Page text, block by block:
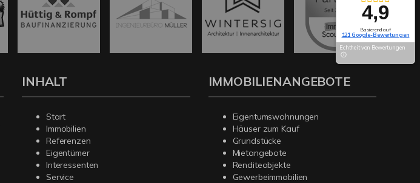
4,9
Basierend auf
121 Google-Bewertungen
Echtheit von Bewertungen
INHALT
Start
Immobilien
Referenzen
Eigentümer
Interessenten
Service
IMMOBILIENANGEBOTE
Eigentumswohnungen
Häuser zum Kauf
Grundstücke
Mietangebote
Renditeobjekte
Gewerbeimmobilien